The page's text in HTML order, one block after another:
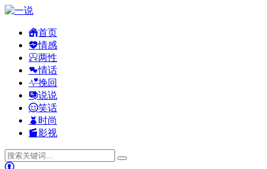
首页
情感
两性
情话
挽回
说说
笑话
时尚
影视